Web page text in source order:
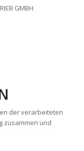
GMBH
der verarbeiteten
zusammen und